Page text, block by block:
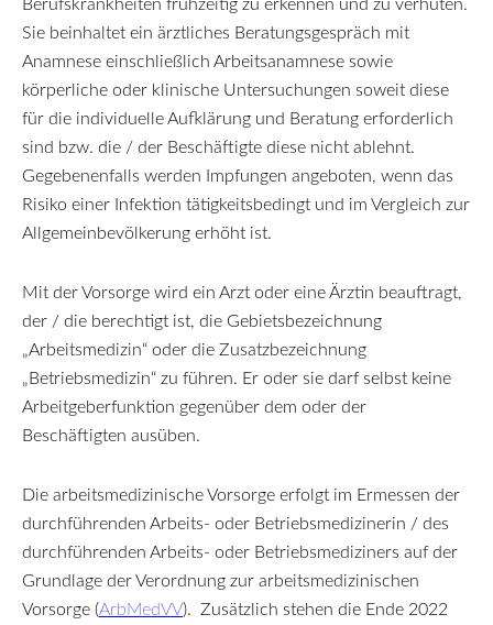
Berufskrankheiten frühzeitig zu erkennen und zu verhüten.
Sie beinhaltet ein ärztliches Beratungsgespräch mit
Anamnese einschließlich Arbeitsanamnese sowie
körperliche oder klinische Unter­suchungen soweit diese
für die individuelle Aufklärung und Beratung erforderlich
sind bzw. die / der Beschäftigte diese nicht ablehnt.
Gegebenenfalls werden Impfungen angeboten, wenn das
Risiko einer Infektion tätigkeitsbedingt und im Vergleich zur
Allgemeinbevölkerung erhöht ist.
Mit der Vorsorge wird ein Arzt oder eine Ärztin beauftragt,
der / die berechtigt ist, die Gebietsbezeichnung
„Arbeitsmedizin“ oder die Zusatzbezeichnung
„Betriebsmedizin“ zu führen. Er oder sie darf selbst keine
Arbeitgeberfunktion gegenüber dem oder der
Beschäftigten ausüben.
Die arbeitsmedizinische Vorsorge erfolgt im Ermessen der
durchführenden Arbeits- oder Betriebsmedizinerin / des
durchführenden Arbeits- oder Betriebsmediziners auf der
Grundlage der Verordnung zur arbeitsmedizinischen
Vorsorge (ArbMedVV). Zusätzlich stehen die Ende 2022